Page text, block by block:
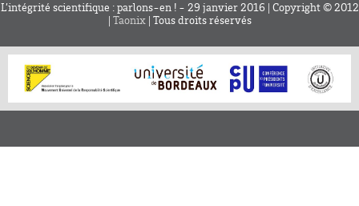
L’intégrité scientifique : parlons-en ! - 29 janvier 2016 | Copyright © 2012
| Taonix| Tous droits réservés